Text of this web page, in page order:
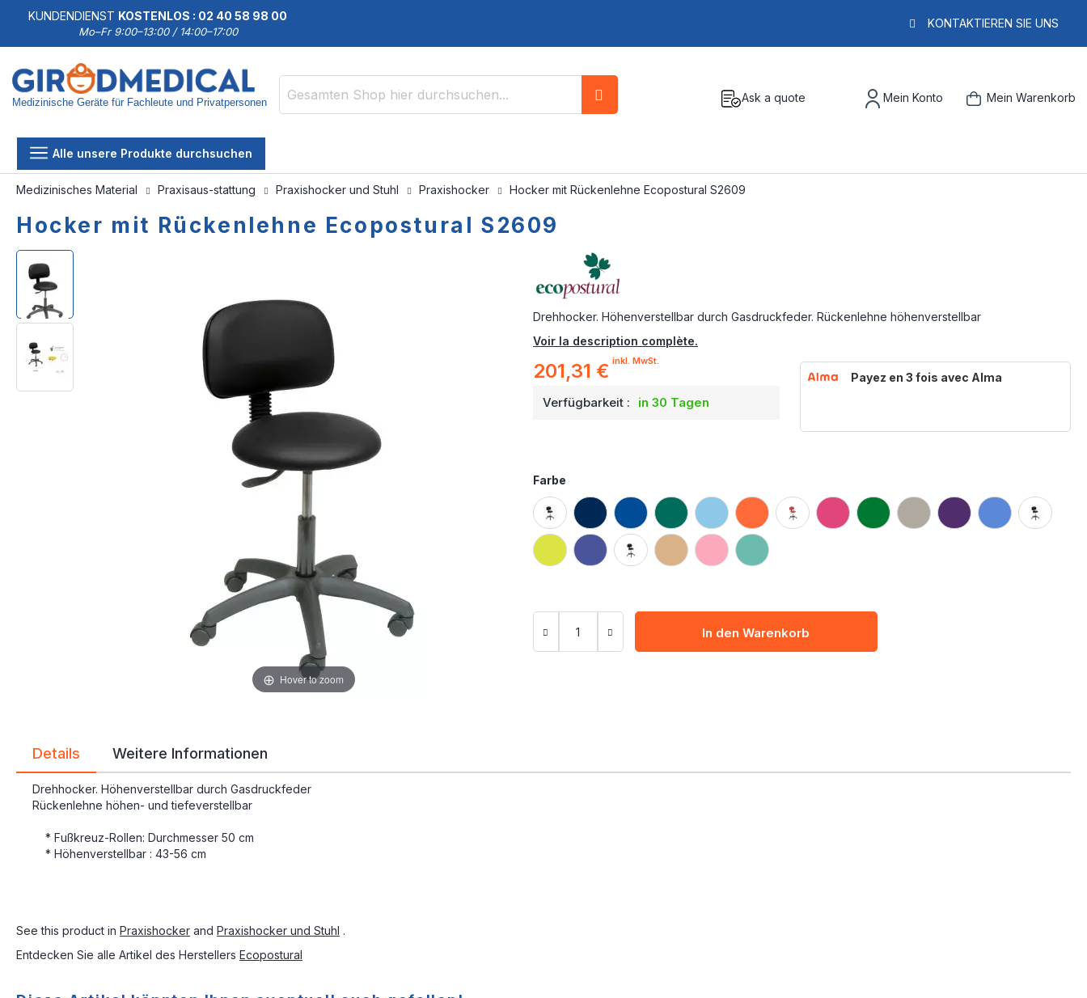
KUNDENDIENST KOSTENLOS : 02 40 58 98 00
Mo–Fr 9:00–13:00 / 14:00–17:00
KONTAKTIEREN SIE UNS
Medizinische Geräte für Fachleute und Privatpersonen Ask a quote Mein Konto Mein Warenkorb
Alle unsere Produkte durchsuchen
Medizinisches Material Praxisaus-stattung Praxishocker und Stuhl Praxishocker Hocker mit Rückenlehne Ecopostural S2609
Hocker mit Rückenlehne Ecopostural S2609
Drehhocker. Höhenverstellbar durch Gasdruckfeder. Rückenlehne höhenverstellbar
Voir la description complète.
201,31 € inkl. MwSt.
Verfügbarkeit : in 30 Tagen
Payez en 3 fois avec Alma
Farbe
In den Warenkorb
Zum
Ende
der
Bildgalerie
springen
Zum
Anfang
der
Bildgalerie
springen
Hover to zoom
Details
Drehhocker. Höhenverstellbar durch Gasdruckfeder
Rückenlehne höhen- und tiefeverstellbar
* Fußkreuz-Rollen: Durchmesser 50 cm
* Höhenverstellbar : 43-56 cm
Weitere Informationen
See this product in Praxishocker and Praxishocker und Stuhl .
Entdecken Sie alle Artikel des Herstellers Ecopostural